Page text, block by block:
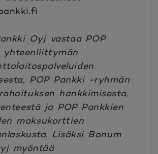
Oyj vastaa POP
yhteenliittymän
POP Pankki -ryhmän
hankkimisesta,
ja POP Pankkien
maksukorttien
Lisäksi Bonum
myöntää